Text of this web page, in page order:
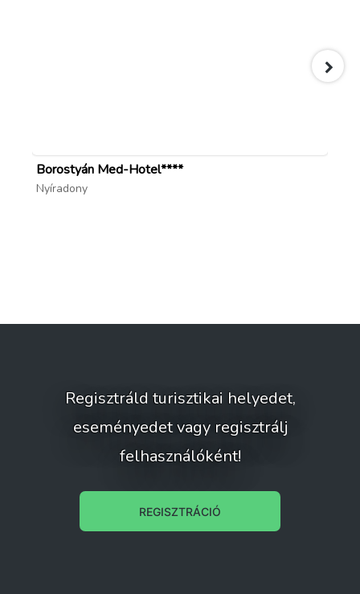
Borostyán Med-Hotel****
Nyíradony
Regisztráld turisztikai helyedet,
eseményedet vagy regisztrálj
felhasználóként!
REGISZTRÁCIÓ